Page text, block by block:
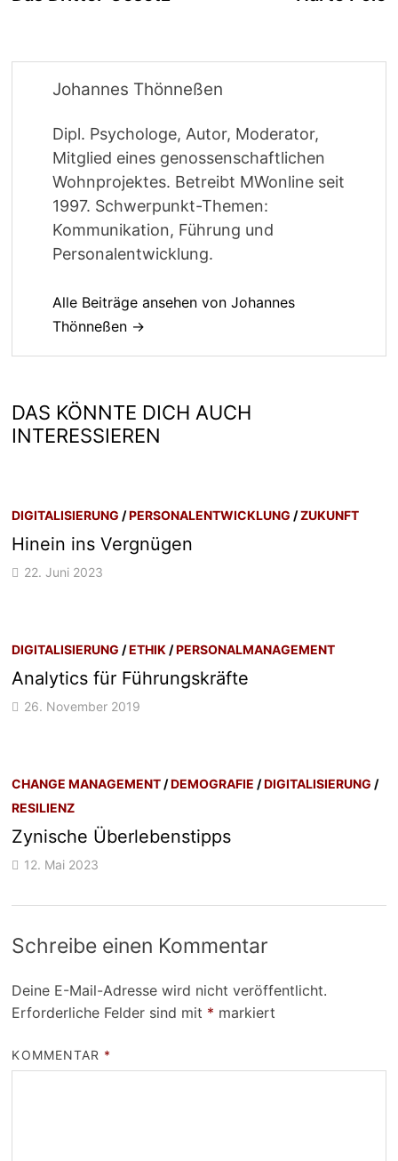
Johannes Thönneßen
Dipl. Psychologe, Autor, Moderator,
Mitglied eines genossenschaftlichen
Wohnprojektes. Betreibt MWonline seit
1997. Schwerpunkt-Themen:
Kommunikation, Führung und
Personalentwicklung.
Alle Beiträge ansehen von Johannes
Thönneßen →
DAS KÖNNTE DICH AUCH
INTERESSIEREN
DIGITALISIERUNG /PERSONALENTWICKLUNG /ZUKUNFT
Hinein ins Vergnügen
22. Juni 2023
DIGITALISIERUNG /ETHIK /PERSONALMANAGEMENT
Analytics für Führungskräfte
26. November 2019
CHANGE MANAGEMENT /DEMOGRAFIE /DIGITALISIERUNG /
RESILIENZ
Zynische Überlebenstipps
12. Mai 2023
Schreibe einen Kommentar
Deine E-Mail-Adresse wird nicht veröffentlicht.
Erforderliche Felder sind mit * markiert
KOMMENTAR *